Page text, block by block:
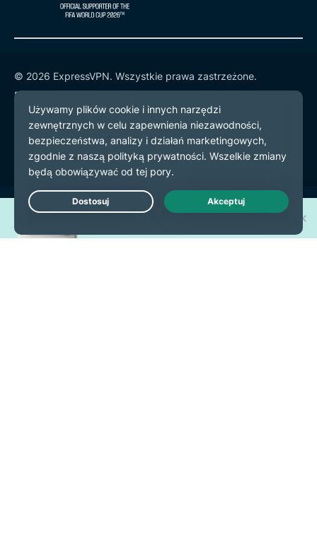
© 2026 ExpressVPN. Wszystkie prawa zastrzeżone.
Polityka prywatności
Warunki użytkowania
preferencje plików cookie
Live Chat
Wygraj jeden z 30 nowych